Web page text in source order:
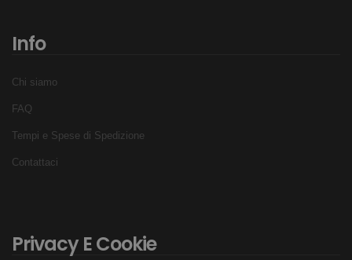
Info
Chi siamo
FAQ
Tempi e Spese di Spedizione
Contattaci
Privacy E Cookie